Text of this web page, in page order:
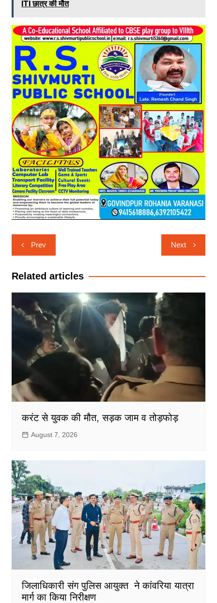
ITI छात्र की मौत
Post
navigation
Prev Next
Related articles
करंट से युवक की मौत, सड़क जाम व तोड़फोड़
August 7, 2026
जिलाधिकारी संग पुलिस आयुक्त ने कांवरिया यात्रा
मार्ग का किया निरीक्षण